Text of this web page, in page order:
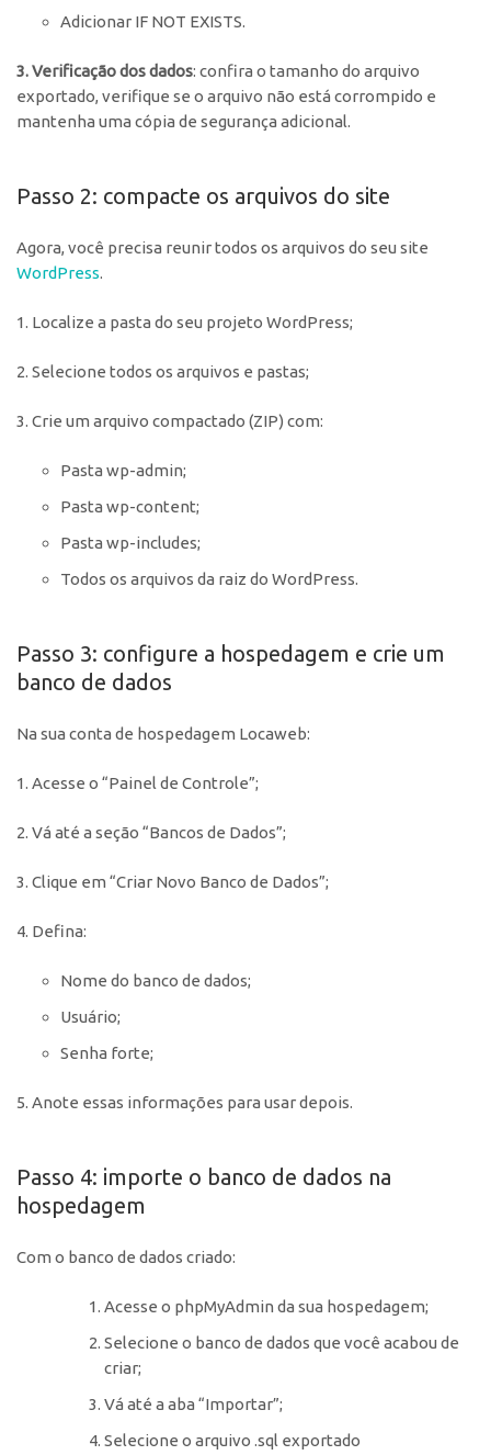
Adicionar IF NOT EXISTS.
3. Verificação dos dados: confira o tamanho do arquivo
exportado, verifique se o arquivo não está corrompido e
mantenha uma cópia de segurança adicional.
Passo 2: compacte os arquivos do site
Agora, você precisa reunir todos os arquivos do seu site
WordPress.
1. Localize a pasta do seu projeto WordPress;
2. Selecione todos os arquivos e pastas;
3. Crie um arquivo compactado (ZIP) com:
Pasta wp-admin;
Pasta wp-content;
Pasta wp-includes;
Todos os arquivos da raiz do WordPress.
Passo 3: configure a hospedagem e crie um
banco de dados
Na sua conta de hospedagem Locaweb:
1. Acesse o “Painel de Controle”;
2. Vá até a seção “Bancos de Dados”;
3. Clique em “Criar Novo Banco de Dados”;
4. Defina:
Nome do banco de dados;
Usuário;
Senha forte;
5. Anote essas informações para usar depois.
Passo 4: importe o banco de dados na
hospedagem
Com o banco de dados criado:
Acesse o phpMyAdmin da sua hospedagem;
Selecione o banco de dados que você acabou de
criar;
Vá até a aba “Importar”;
Selecione o arquivo .sql exportado